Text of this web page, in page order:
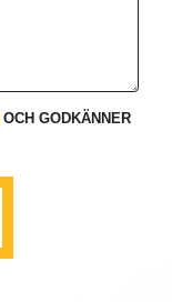
OCH GODKÄNNER